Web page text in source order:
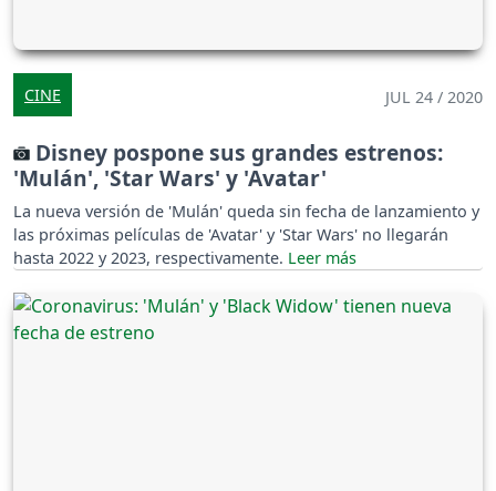
CINE JUL 24 / 2020
Disney pospone sus grandes estrenos:
'Mulán', 'Star Wars' y 'Avatar'
La nueva versión de 'Mulán' queda sin fecha de lanzamiento y
las próximas películas de 'Avatar' y 'Star Wars' no llegarán
hasta 2022 y 2023, respectivamente.